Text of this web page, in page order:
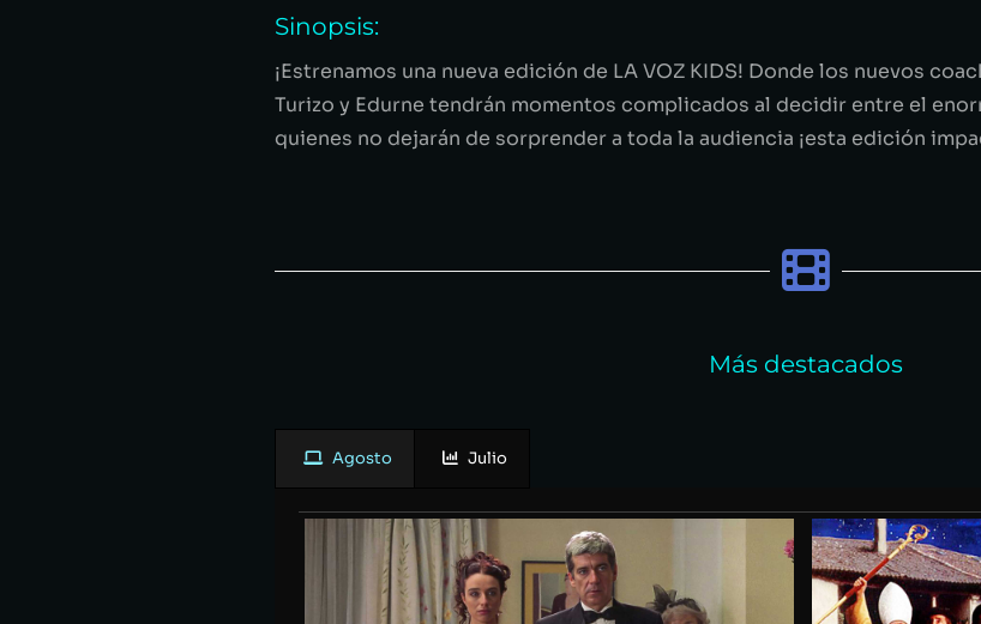
Sinopsis:
¡Estrenamos una nueva edición de LA VOZ KIDS! Donde los nuevos
Turizo y Edurne tendrán momentos complicados al decidir entre el
quienes no dejarán de sorprender a toda la audiencia ¡esta edición
Más destacados
Agosto Julio